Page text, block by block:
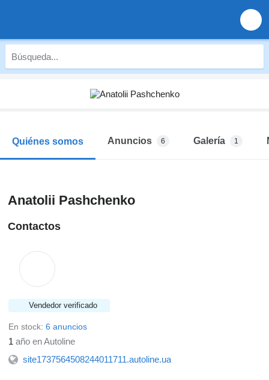
Quiénes somos Anuncios 6 Galería 1
Anatolii Pashchenko
Contactos
Vendedor verificado
En stock: 6 anuncios
1 año en Autoline
site1737564508244011711.autoline.ua